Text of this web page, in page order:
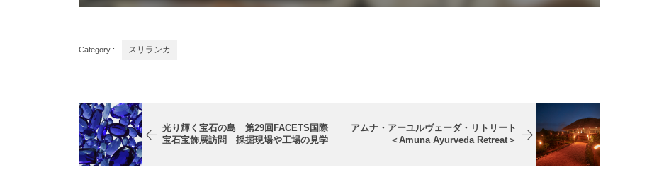
Category : スリランカ
光り輝く宝石の島 第29回FACETS国際
宝石宝飾展訪問 採掘現場や工場の見学
アムナ・アーユルヴェーダ・リトリート
＜Amuna Ayurveda Retreat＞